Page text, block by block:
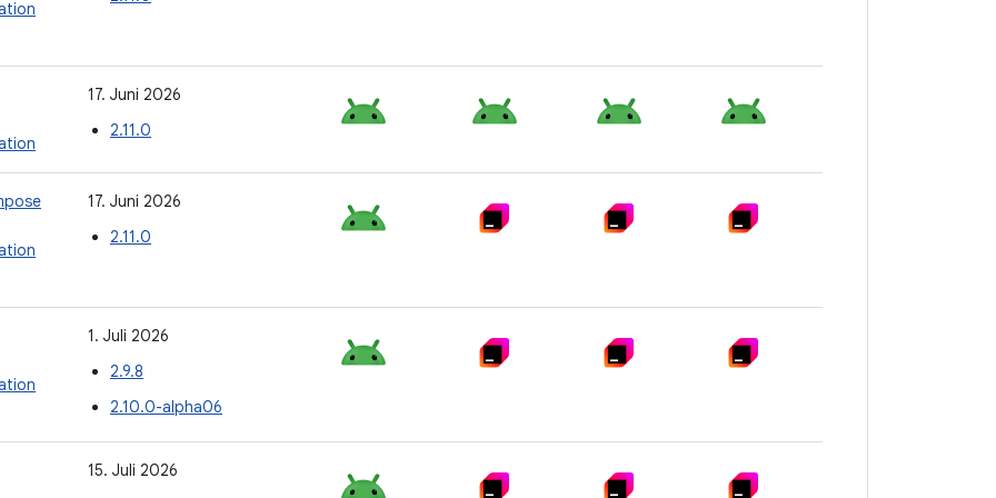
17. Juni 2026
2.11.0
17. Juni 2026
2.11.0
1. Juli 2026
2.9.8
2.10.0-alpha06
15. Juli 2026